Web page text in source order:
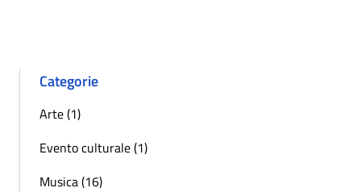
Categorie
Arte (1)
Evento culturale (1)
Musica (16)